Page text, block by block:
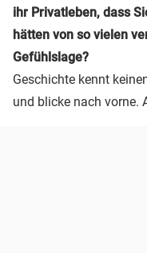
ihr Privatleben, dass
hätten von so vielen
Gefühlslage?
Geschichte kennt
und blicke nach vorne.